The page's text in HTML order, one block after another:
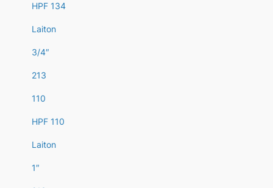
HPF 134
Laiton
3/4″
213
110
HPF 110
Laiton
1″